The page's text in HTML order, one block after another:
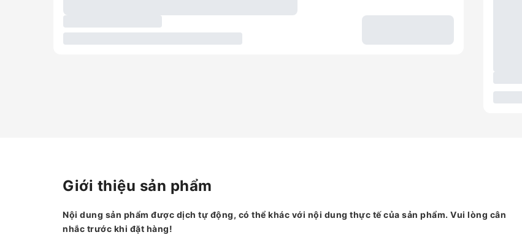
Giới thiệu sản phẩm
Nội dung sản phẩm được dịch tự động, có thể khác với nội dung thực tế của sản phẩm. Vui lòng cân
nhắc trước khi đặt hàng!